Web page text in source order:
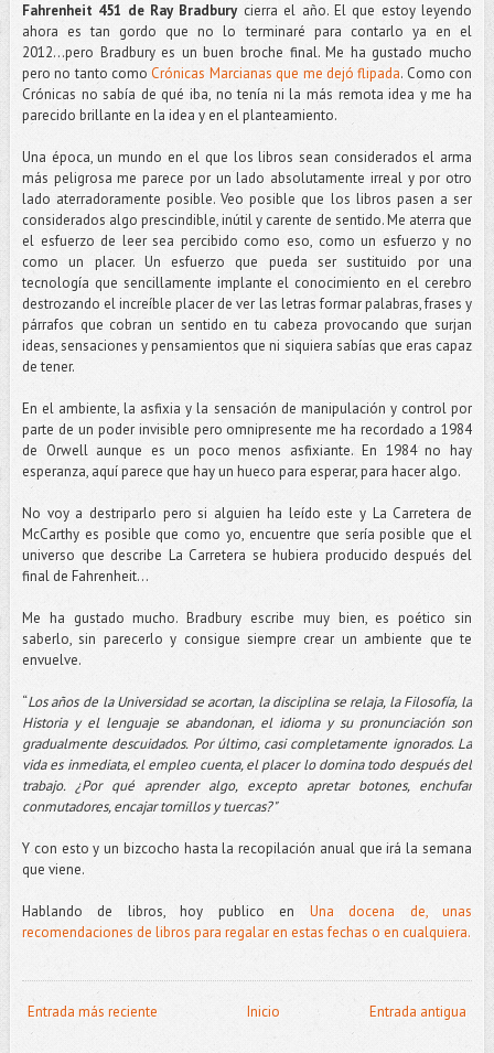
Fahrenheit 451 de Ray Bradburycierra el año. El que estoy leyendo
ahora es tan gordo que no lo terminaré para contarlo ya en el
2012...pero Bradbury es un buen broche final. Me ha gustado mucho
pero no tanto comoCrónicas Marcianas que me dejó flipada. Como con
Crónicas no sabía de qué iba, no tenía ni la más remota idea y me ha
parecido brillante en la idea y en el planteamiento.
Una época, un mundo en el que los libros sean considerados el arma
más peligrosa me parece por un lado absolutamente irreal y por otro
lado aterradoramente posible. Veo posible que los libros pasen a ser
considerados algo prescindible, inútil y carente de sentido. Me aterra que
el esfuerzo de leer sea percibido como eso, como un esfuerzo y no
como un placer. Un esfuerzo que pueda ser sustituido por una
tecnología que sencillamente implante el conocimiento en el cerebro
destrozando el increíble placer de ver las letras formar palabras, frases y
párrafos que cobran un sentido en tu cabeza provocando que surjan
ideas, sensaciones y pensamientos que ni siquiera sabías que eras capaz
de tener.
En el ambiente, la asfixia y la sensación de manipulación y control por
parte de un poder invisible pero omnipresente me ha recordado a 1984
de Orwell aunque es un poco menos asfixiante. En 1984 no hay
esperanza, aquí parece que hay un hueco para esperar, para hacer algo.
No voy a destriparlo pero si alguien ha leído este y La Carretera de
McCarthy es posible que como yo, encuentre que sería posible que el
universo que describe La Carretera se hubiera producido después del
final de Fahrenheit...
Me ha gustado mucho. Bradbury escribe muy bien, es poético sin
saberlo, sin parecerlo y consigue siempre crear un ambiente que te
envuelve.
“Los años de la Universidad se acortan, la disciplina se relaja, la Filosofía, la
Historia y el lenguaje se abandonan, el idioma y su pronunciación son
gradualmente descuidados. Por último, casi completamente ignorados. La
vida es inmediata, el empleo cuenta, el placer lo domina todo después del
trabajo. ¿Por qué aprender algo, excepto apretar botones, enchufar
conmutadores, encajar tornillos y tuercas?"
Y con esto y un bizcocho hasta la recopilación anual que irá la semana
que viene.
Hablando de libros, hoy publico en Una docena de, unas
recomendaciones de libros para regalar en estas fechas o en cualquiera.
Entrada más reciente Entrada antigua
Inicio